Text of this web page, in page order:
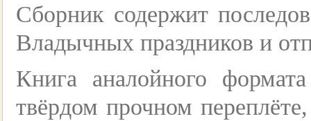
Сборник содержит
Владычных праздников и
Книга аналойного
твёрдом прочном